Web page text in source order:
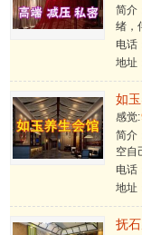
简介
绪，
电话
地址
如
感觉:
简介
空自
电话
地址
抚